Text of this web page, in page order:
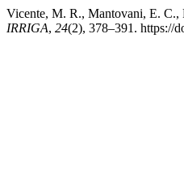
Vicente, M. R., Mantovani, E.
IRRIGA, 24(2), 378–391. https://